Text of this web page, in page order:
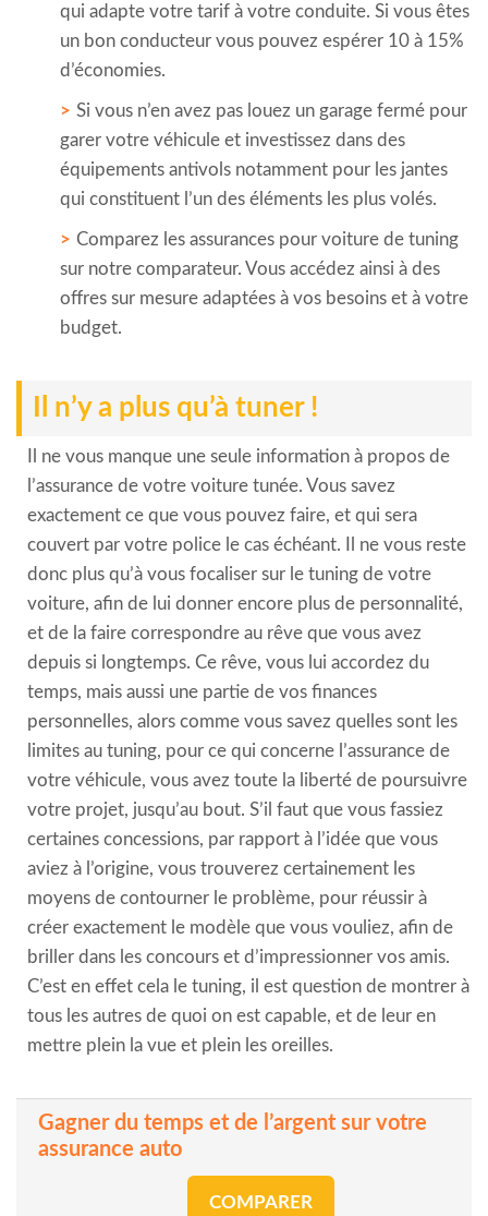
qui adapte votre tarif à votre conduite. Si vous êtes
un bon conducteur vous pouvez espérer 10 à 15%
d’économies.
Si vous n’en avez pas louez un garage fermé pour
garer votre véhicule et investissez dans des
équipements antivols notamment pour les jantes
qui constituent l’un des éléments les plus volés.
Comparez les assurances pour voiture de tuning
sur notre comparateur. Vous accédez ainsi à des
offres sur mesure adaptées à vos besoins et à votre
budget.
Il n’y a plus qu’à tuner !
Il ne vous manque une seule information à propos de
l’assurance de votre voiture tunée. Vous savez
exactement ce que vous pouvez faire, et qui sera
couvert par votre police le cas échéant. Il ne vous reste
donc plus qu’à vous focaliser sur le tuning de votre
voiture, afin de lui donner encore plus de personnalité,
et de la faire correspondre au rêve que vous avez
depuis si longtemps. Ce rêve, vous lui accordez du
temps, mais aussi une partie de vos finances
personnelles, alors comme vous savez quelles sont les
limites au tuning, pour ce qui concerne l’assurance de
votre véhicule, vous avez toute la liberté de poursuivre
votre projet, jusqu’au bout. S’il faut que vous fassiez
certaines concessions, par rapport à l’idée que vous
aviez à l’origine, vous trouverez certainement les
moyens de contourner le problème, pour réussir à
créer exactement le modèle que vous vouliez, afin de
briller dans les concours et d’impressionner vos amis.
C’est en effet cela le tuning, il est question de montrer à
tous les autres de quoi on est capable, et de leur en
mettre plein la vue et plein les oreilles.
Gagner du temps et de l’argent sur votre
assurance auto
COMPARER